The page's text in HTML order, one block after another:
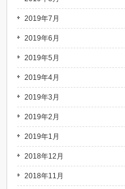
2019年7月
2019年6月
2019年5月
2019年4月
2019年3月
2019年2月
2019年1月
2018年12月
2018年11月